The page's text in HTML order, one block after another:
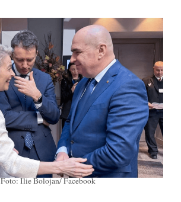
Foto: Ilie Bolojan/ Facebook